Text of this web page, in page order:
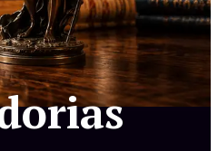
e MPE
Estadual